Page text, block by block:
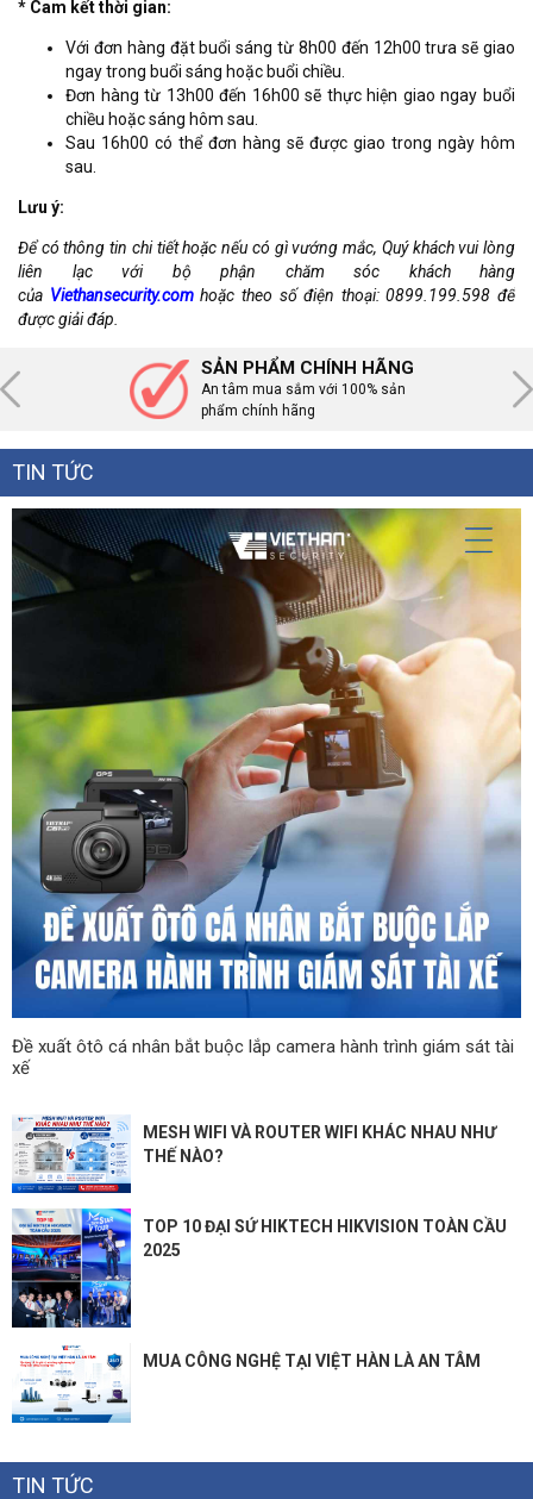
* Cam kết thời gian:
Với đơn hàng đặt buổi sáng từ 8h00 đến 12h00 trưa sẽ giao
ngay trong buổi sáng hoặc buổi chiều.
Đơn hàng từ 13h00 đến 16h00 sẽ thực hiện giao ngay buổi
chiều hoặc sáng hôm sau.
Sau 16h00 có thể đơn hàng sẽ được giao trong ngày hôm
sau.
Lưu ý:
Để có thông tin chi tiết hoặc nếu có gì vướng mắc, Quý khách vui lòng
liên lạc với bộ phận chăm sóc khách hàng
của Viethansecurity.com hoặc theo số điện thoại: 0899.199.598 để
được giải đáp.
SẢN PHẨM CHÍNH HÃNG
An tâm mua sắm với 100% sản
phẩm chính hãng
TIN TỨC
Đề xuất ôtô cá nhân bắt buộc lắp camera hành trình giám sát tài
xế
MESH WIFI VÀ ROUTER WIFI KHÁC NHAU NHƯ
THẾ NÀO?
TOP 10 ĐẠI SỨ HIKTECH HIKVISION TOÀN CẦU
2025
MUA CÔNG NGHỆ TẠI VIỆT HÀN LÀ AN TÂM
TIN TỨC